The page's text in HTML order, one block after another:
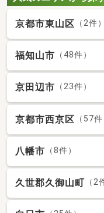
京都市東山区 （2件）
福知山市 （48件）
京田辺市 （23件）
京都市西京区 （57件
八幡市 （8件）
久世郡久御山町 （2